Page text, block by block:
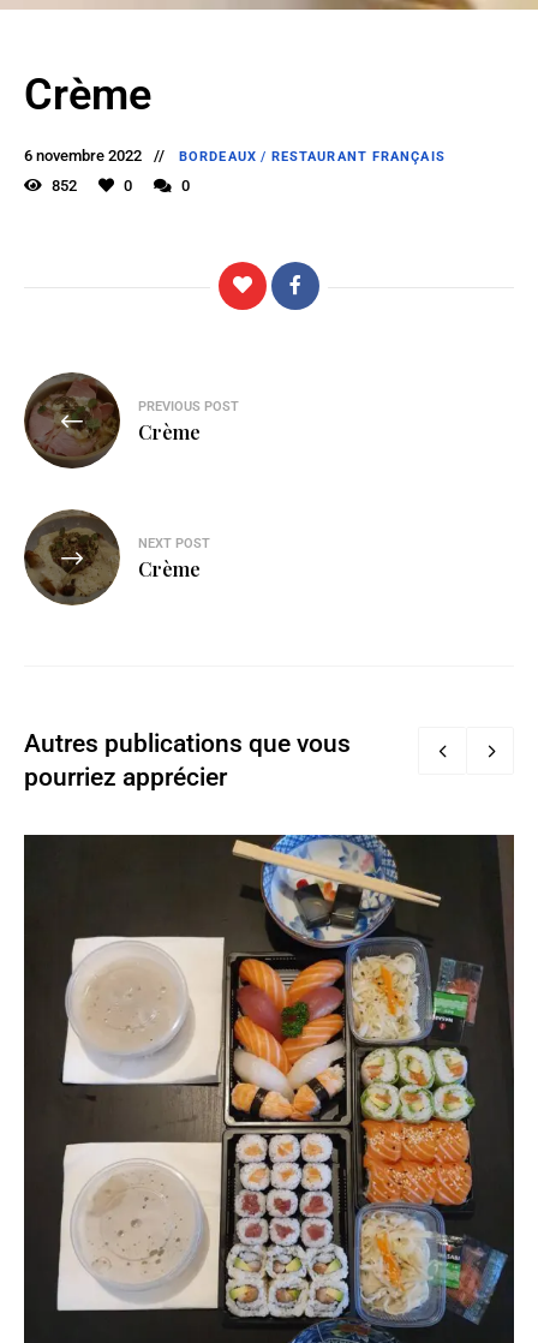
Crème
6 novembre 2022 BORDEAUX / RESTAURANT FRANÇAIS
852 0 0
PREVIOUS POST
Crème
NEXT POST
Crème
Autres publications que vous
pourriez apprécier